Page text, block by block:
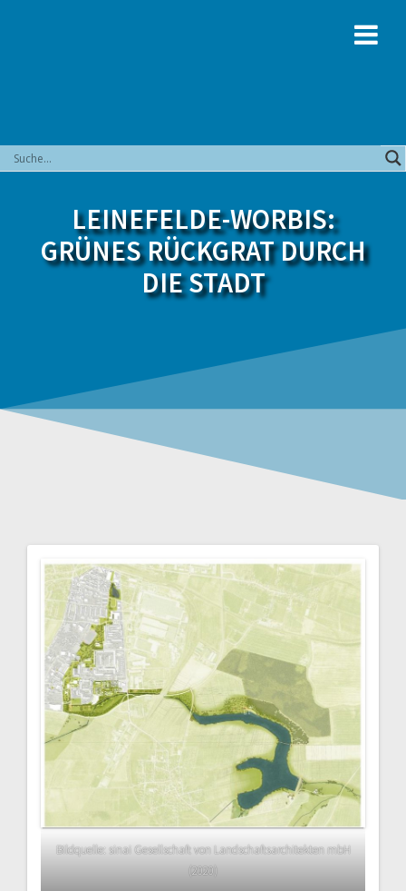
LEINEFELDE-WORBIS:
GRÜNES RÜCKGRAT DURCH
DIE STADT
Bildquelle: sinai Gesellschaft von Landschaftsarchitekten mbH
(2020)